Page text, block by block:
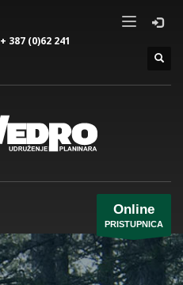
+ 387 (0)62 241
Online
PRISTUPNICA